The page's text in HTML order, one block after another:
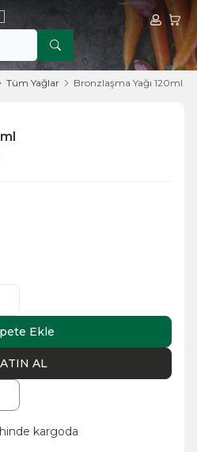
Hesabım
Tüm Yağlar Bronzlaşma Yağı 120ml
Ekle
AL
kargoda